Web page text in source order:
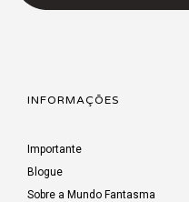
INFORMAÇÕES
Importante
Blogue
Sobre a Mundo Fantasma